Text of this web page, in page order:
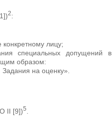
2:
лицу;
специальных допущений в
образом:
на оценку».
II [9])5